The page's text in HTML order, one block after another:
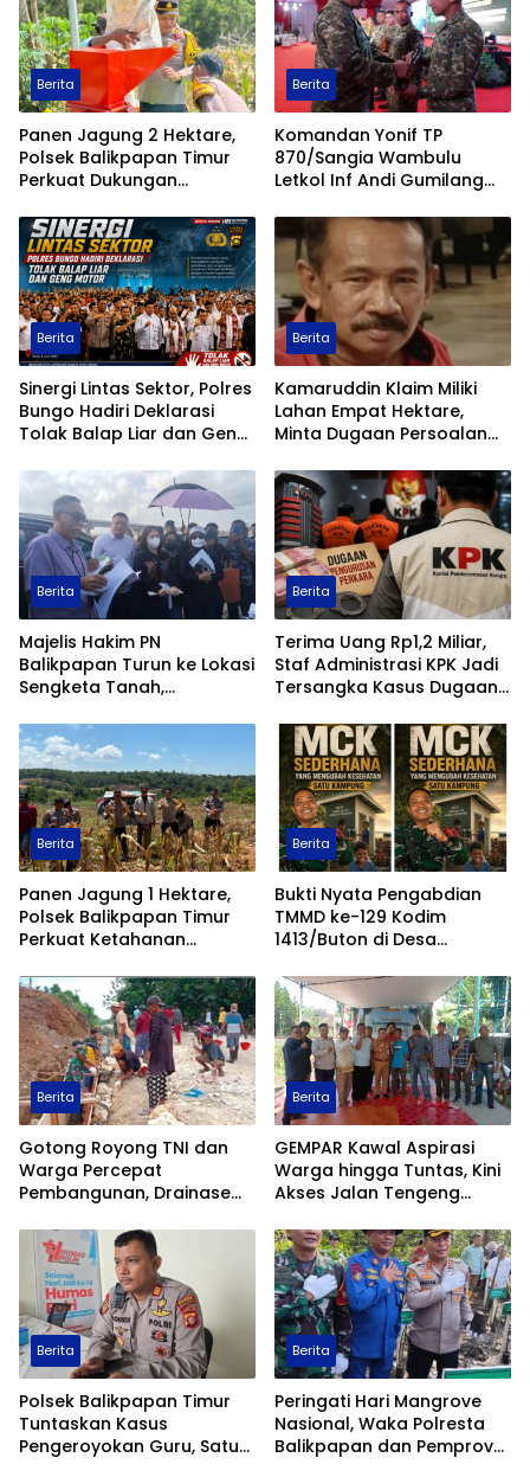
Berita
Panen Jagung 2 Hektare,
Polsek Balikpapan Timur
Perkuat Dukungan
Pangan Nasional
Berita
Komandan Yonif TP
870/Sangia Wambulu
Letkol Inf Andi Gumilang
Renang Militer Tahun 2026
Berita
Sinergi Lintas Sektor, Polres
Bungo Hadiri Deklarasi
Tolak Balap Liar dan Geng
Berita
Kamaruddin Klaim Miliki
Lahan Empat Hektare,
Minta Dugaan Persoalan
Transparan
Berita
Majelis Hakim PN
Balikpapan Turun ke Lokasi
Sengketa Tanah,
Perkuat Pencarian Fakta
Hukum
Berita
Terima Uang Rp1,2 Miliar,
Staf Administrasi KPK Jadi
Tersangka Kasus Dugaan
Berita
Panen Jagung 1 Hektare,
Polsek Balikpapan Timur
Perkuat Ketahanan
Program Asta Cita
Berita
Bukti Nyata Pengabdian
TMMD ke-129 Kodim
1413/Buton di Desa
Sederhana Ubah
Kesehatan Satu Kampung
Berita
Gotong Royong TNI dan
Warga Percepat
Pembangunan, Drainase
1413/Buton Kian Terbentuk
Berita
GEMPAR Kawal Aspirasi
Warga hingga Tuntas, Kini
Akses Jalan Tengeng
Berita
Polsek Balikpapan Timur
Tuntaskan Kasus
Pengeroyokan Guru, Satu
Berita
Peringati Hari Mangrove
Nasional, Waka Polresta
Balikpapan dan Pemprov